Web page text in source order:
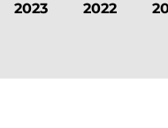
2023 2022